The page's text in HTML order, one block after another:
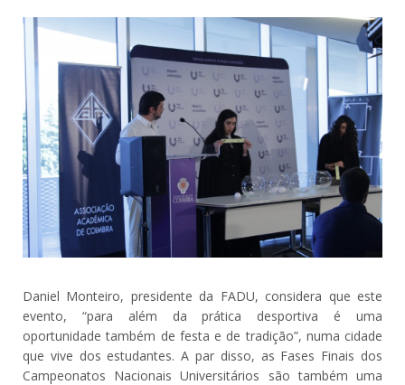
Daniel Monteiro, presidente da FADU, considera que este
evento, “para além da prática desportiva é uma
oportunidade também de festa e de tradição”, numa cidade
que vive dos estudantes. A par disso, as Fases Finais dos
Campeonatos Nacionais Universitários são também uma